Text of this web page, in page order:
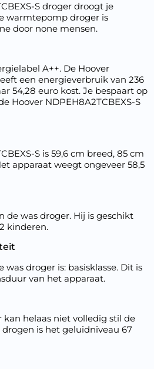
S droger droogt je
warmtepomp droger is
door none mensen.
A++. De Hoover
een energieverbruik van 236
54,28 euro kost. Je bespaart op
Hoover NDPEH8A2TCBEXS-S
S is 59,6 cm breed, 85 cm
apparaat weegt ongeveer 58,5
de was droger. Hij is geschikt
kinderen.
droger is: basisklasse. Dit is
van het apparaat.
helaas niet volledig stil de
is het geluidniveau 67